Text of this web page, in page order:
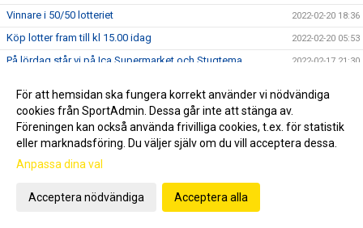
Vinnare i 50/50 lotteriet 2022-02-20 18:36
Köp lotter fram till kl 15.00 idag 2022-02-20 05:53
På lördag står vi på Ica Supermarket och Stugtema 2022-02-17 21:30
Bilder från Damernas match mot Helsingborg HK 220211
Dagens vinnare i 50/50 lotteriet 2022-02-12 16:47
Topplaget från kabelbyn gästar Furutorpshallen.
Vi säljer 50/50 lotter vid Ica Supermarket och Stugtema
Vinslövs HK behöver en seger när OV Helsingborg kommer
För att hemsidan ska fungera korrekt använder vi nödvändiga
cookies från SportAdmin. Dessa går inte att stänga av.
Föreningen kan också använda frivilliga cookies, t.ex. för statistik
eller marknadsföring. Du väljer själv om du vill acceptera dessa.
Anpassa dina val
Acceptera nödvändiga Acceptera alla